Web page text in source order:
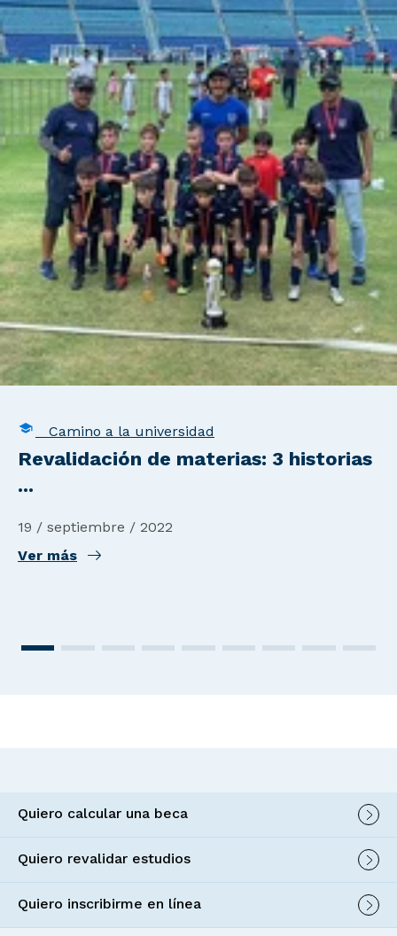
Camino a la universidad
Revalidación de materias: 3 historias
...
19 / septiembre / 2022
Ver más
Quiero calcular una beca
Quiero revalidar estudios
Quiero inscribirme en línea